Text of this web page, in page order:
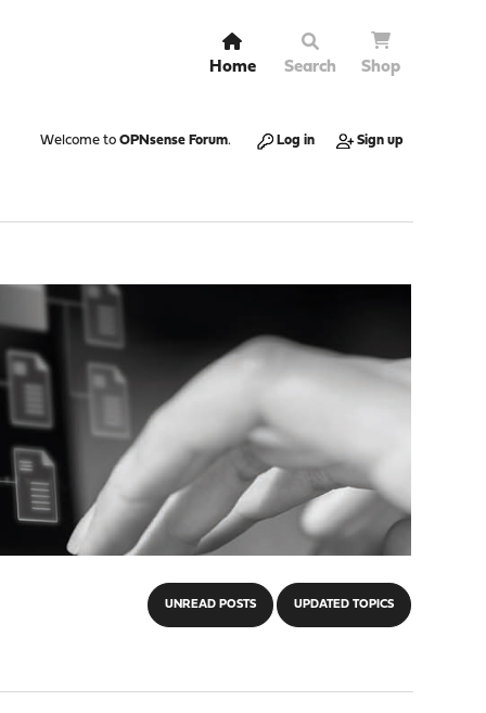
Home Search Shop
Welcome to OPNsense Forum. Log in Sign up
UNREAD POSTS UPDATED TOPICS